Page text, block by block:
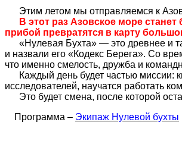
Этим летом мы отправляемся к
В этот раз Азовское море
прибой превратятся в карту
«Нулевая Бухта» — это древнее и
и назвали его «Кодекс Берега». Со
что именно смелость, дружба и
Каждый день будет частью миссии:
исследователей, научатся работать
Это будет смена, после которой
Программа – Экипаж Нулевой бухты